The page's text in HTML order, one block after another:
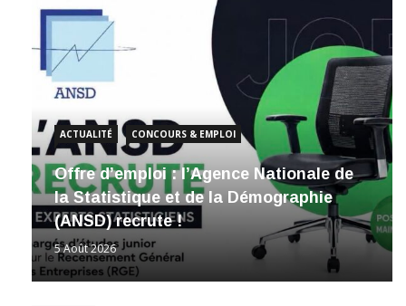
ACTUALITÉ CONCOURS & EMPLOI
Offre d’emploi : l’Agence Nationale de
la Statistique et de la Démographie
(ANSD) recrute !
5 Août 2026